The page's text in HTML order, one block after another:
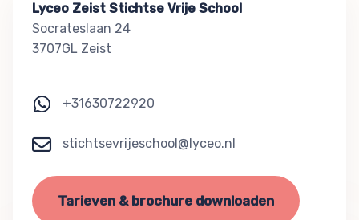
Lyceo Zeist Stichtse Vrije School
Socrateslaan 24
3707GL Zeist
+31630722920
stichtsevrijeschool@lyceo.nl
Tarieven & brochure downloaden